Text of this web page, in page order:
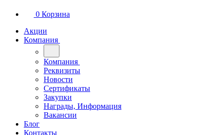
0 Корзина
Акции
Компания
Компания
Реквизиты
Новости
Сертификаты
Закупки
Награды, Информация
Вакансии
Блог
Контакты